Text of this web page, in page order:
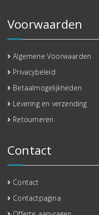
Voorwaarden
Algemene Voorwaarden
Privacybeleid
Betaalmogelijkheden
Levering en verzending
Retourneren
Contact
Contact
Contactpagina